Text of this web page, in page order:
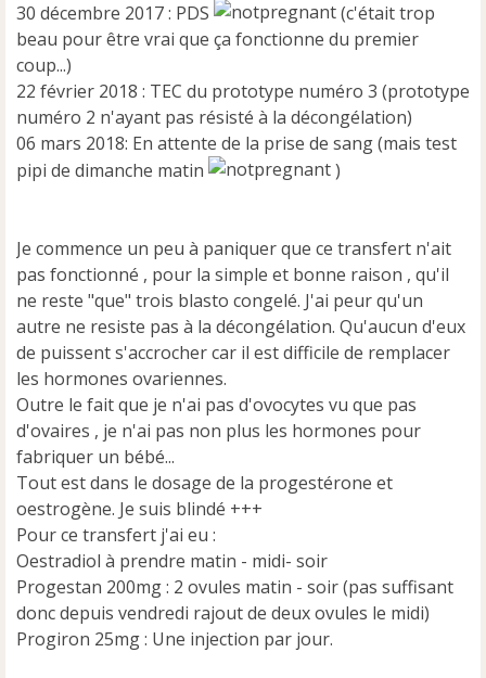
30 décembre 2017 : PDS
(c'était trop
beau pour être vrai que ça fonctionne du premier
coup...)
22 février 2018 : TEC du prototype numéro 3 (prototype
numéro 2 n'ayant pas résisté à la décongélation)
06 mars 2018: En attente de la prise de sang (mais test
pipi de dimanche matin
)
Je commence un peu à paniquer que ce transfert n'ait
pas fonctionné , pour la simple et bonne raison , qu'il
ne reste "que" trois blasto congelé. J'ai peur qu'un
autre ne resiste pas à la décongélation. Qu'aucun d'eux
de puissent s'accrocher car il est difficile de remplacer
les hormones ovariennes.
Outre le fait que je n'ai pas d'ovocytes vu que pas
d'ovaires , je n'ai pas non plus les hormones pour
fabriquer un bébé...
Tout est dans le dosage de la progestérone et
oestrogène. Je suis blindé +++
Pour ce transfert j'ai eu :
Oestradiol à prendre matin - midi- soir
Progestan 200mg : 2 ovules matin - soir (pas suffisant
donc depuis vendredi rajout de deux ovules le midi)
Progiron 25mg : Une injection par jour.